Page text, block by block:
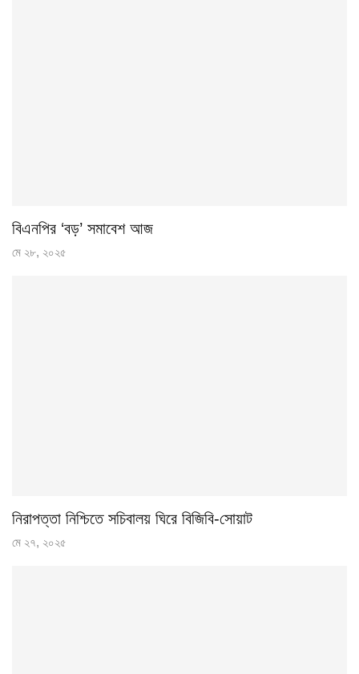
বিএনপির ‘বড়’ সমাবেশ আজ
মে ২৮, ২০২৫
নিরাপত্তা নিশ্চিতে সচিবালয় ঘিরে বিজিবি-সোয়াট
মে ২৭, ২০২৫